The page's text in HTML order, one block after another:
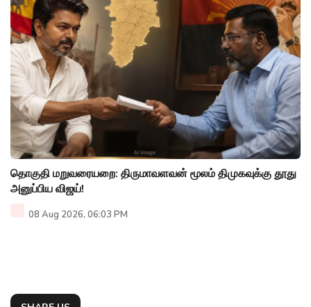
தொகுதி மறுவரையறை: திருமாவளவன் மூலம் திமுகவுக்கு தூது
அனுப்பிய விஜய்!
08 Aug 2026, 06:03 PM